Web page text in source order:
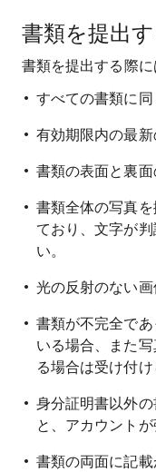
書類を提出
書類を提出する際に
すべての書類に同
有効期限内の最新
書類の表面と裏面
書類全体の写真
ており、文字が
い。
光の反射のない画
書類が不完全で
いる場合、また
る場合は受け付け
身分証明書以外
と、アカウント
書類の両面に記